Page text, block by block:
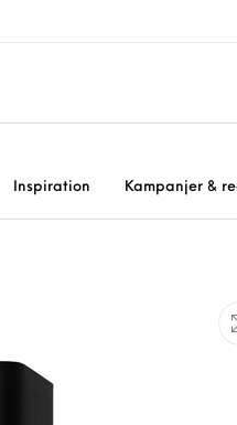
Inspiration Kampanjer &